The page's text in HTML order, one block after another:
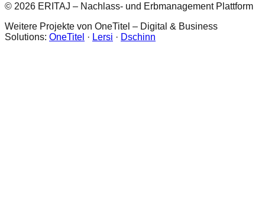
© 2026 ERITAJ – Nachlass- und Erbmanagement Plattform
Weitere Projekte von OneTitel – Digital & Business
Solutions: OneTitel · Lersi · Dschinn